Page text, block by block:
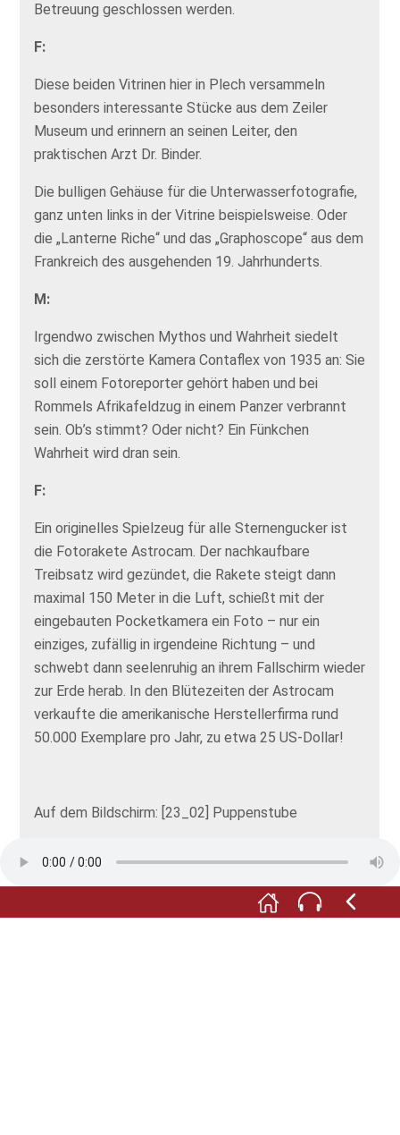
Betreuung geschlossen werden.
F:
Diese beiden Vitrinen hier in Plech versammeln
besonders interessante Stücke aus dem Zeiler
Museum und erinnern an seinen Leiter, den
praktischen Arzt Dr. Binder.
Die bulligen Gehäuse für die Unterwasserfotografie,
ganz unten links in der Vitrine beispielsweise. Oder
die „Lanterne Riche“ und das „Graphoscope“ aus dem
Frankreich des ausgehenden 19. Jahrhunderts.
M:
Irgendwo zwischen Mythos und Wahrheit siedelt
sich die zerstörte Kamera Contaflex von 1935 an: Sie
soll einem Fotoreporter gehört haben und bei
Rommels Afrikafeldzug in einem Panzer verbrannt
sein. Ob’s stimmt? Oder nicht? Ein Fünkchen
Wahrheit wird dran sein.
F:
Ein originelles Spielzeug für alle Sternengucker ist
die Fotorakete Astrocam. Der nachkaufbare
Treibsatz wird gezündet, die Rakete steigt dann
maximal 150 Meter in die Luft, schießt mit der
eingebauten Pocketkamera ein Foto – nur ein
einziges, zufällig in irgendeine Richtung – und
schwebt dann seelenruhig an ihrem Fallschirm wieder
zur Erde herab. In den Blütezeiten der Astrocam
verkaufte die amerikanische Herstellerfirma rund
50.000 Exemplare pro Jahr, zu etwa 25 US-Dollar!
Auf dem Bildschirm: [23_02] Puppenstube
M: